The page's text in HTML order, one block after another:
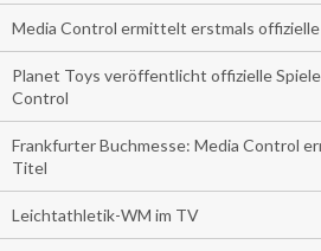
Media Control ermittelt erstmals
Planet Toys veröffentlicht offizielle
Control
Frankfurter Buchmesse: Media Control
Titel
Leichtathletik-WM im TV